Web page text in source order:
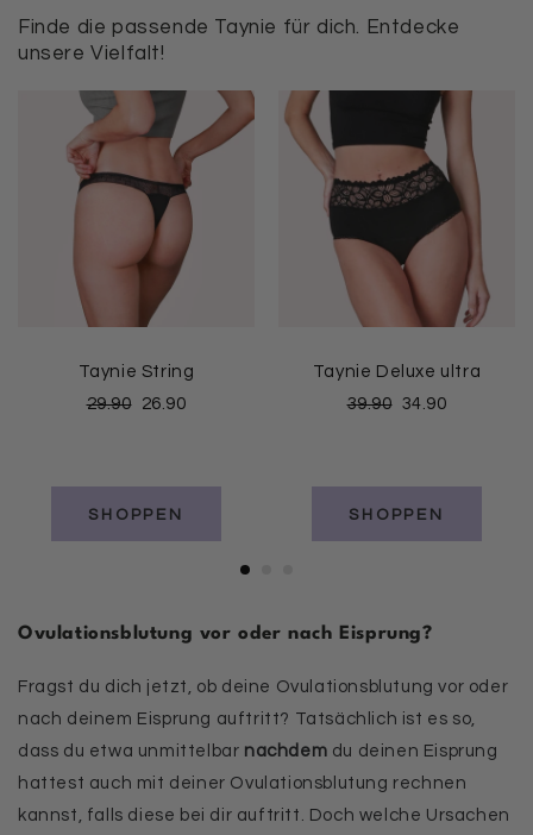
Finde die passende Taynie für dich. Entdecke
unsere Vielfalt!
Taynie String
29.90
26.90
SHOPPEN
Taynie Deluxe ultra
39.90 34.90
SHOPPEN
Ovulationsblutung vor oder nach Eisprung?
Fragst du dich jetzt, ob deine Ovulationsblutung vor oder
nach deinem Eisprung auftritt? Tatsächlich ist es so,
dass du etwa unmittelbar nachdem du deinen Eisprung
hattest auch mit deiner Ovulationsblutung rechnen
kannst, falls diese bei dir auftritt. Doch welche Ursachen